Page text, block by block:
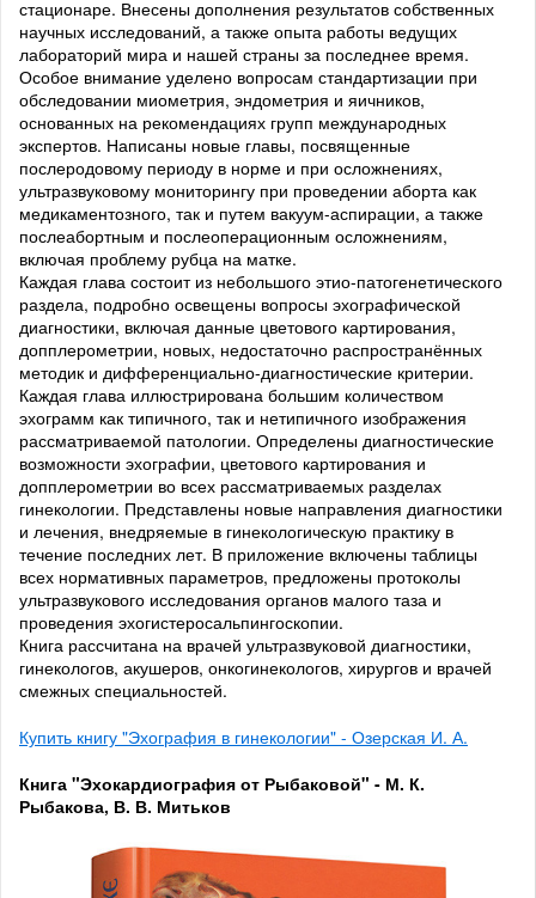
стационаре. Внесены дополнения результатов собственных
научных исследований, а также опыта работы ведущих
лабораторий мира и нашей страны за последнее время.
Особое внимание уделено вопросам стандартизации при
обследовании миометрия, эндометрия и яичников,
основанных на рекомендациях групп международных
экспертов. Написаны новые главы, посвященные
послеродовому периоду в норме и при осложнениях,
ультразвуковому мониторингу при проведении аборта как
медикаментозного, так и путем вакуум-аспирации, а также
послеабортным и послеоперационным осложнениям,
включая проблему рубца на матке.
Каждая глава состоит из небольшого этио-патогенетического
раздела, подробно освещены вопросы эхографической
диагностики, включая данные цветового картирования,
допплерометрии, новых, недостаточно распространённых
методик и дифференциально-диагностические критерии.
Каждая глава иллюстрирована большим количеством
эхограмм как типичного, так и нетипичного изображения
рассматриваемой патологии. Определены диагностические
возможности эхографии, цветового картирования и
допплерометрии во всех рассматриваемых разделах
гинекологии. Представлены новые направления диагностики
и лечения, внедряемые в гинекологическую практику в
течение последних лет. В приложение включены таблицы
всех нормативных параметров, предложены протоколы
ультразвукового исследования органов малого таза и
проведения эхогистеросальпингоскопии.
Книга рассчитана на врачей ультразвуковой диагностики,
гинекологов, акушеров, онкогинекологов, хирургов и врачей
смежных специальностей.
Купить книгу "Эхография в гинекологии" - Озерская И. А.
Книга "Эхокардиография от Рыбаковой" - М. К.
Рыбакова, В. В. Митьков